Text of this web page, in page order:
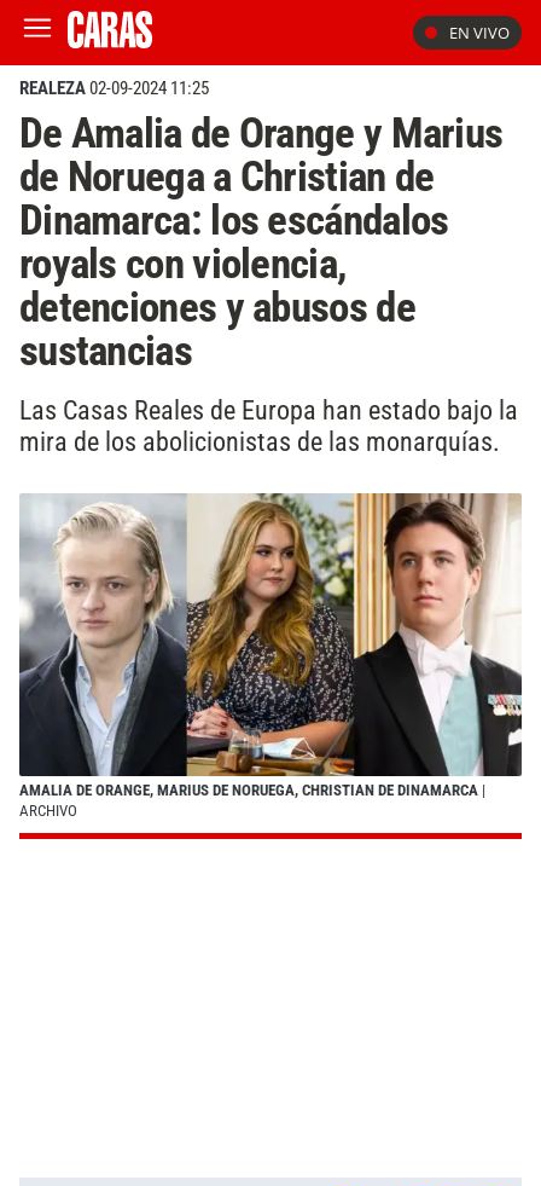
EN VIVO
REALEZA02-09-2024 11:25
De Amalia de Orange y Marius
de Noruega a Christian de
Dinamarca: los escándalos
royals con violencia,
detenciones y abusos de
sustancias
Las Casas Reales de Europa han estado bajo la
mira de los abolicionistas de las monarquías.
AMALIA DE ORANGE, MARIUS DE NORUEGA, CHRISTIAN DE DINAMARCA |
ARCHIVO